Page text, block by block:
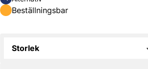
Beställningsbar
Storlek